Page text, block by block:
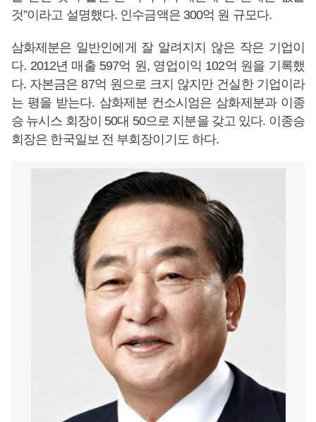
것”이라고 설명했다. 인수금액은 300억 원 규모다.
삼화제분은 일반인에게 잘 알려지지 않은 작은 기업이
다. 2012년 매출 597억 원, 영업이익 102억 원을 기록했
다. 자본금은 87억 원으로 크지 않지만 건실한 기업이라
는 평을 받는다. 삼화제분 컨소시엄은 삼화제분과 이종
승 뉴시스 회장이 50대 50으로 지분을 갖고 있다. 이종승
회장은 한국일보 전 부회장이기도 하다.